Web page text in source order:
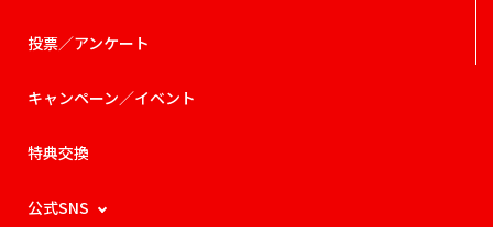
投票／アンケート
キャンペーン／イベント
特典交換
公式SNS